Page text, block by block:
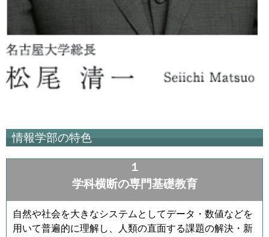
情報学部の特色
１
学科横断の専門基礎教育
自然や社会を大きなシステムとしてデータ・数値などを
用いて普遍的に理解し、人類の直面する課題の解決・新